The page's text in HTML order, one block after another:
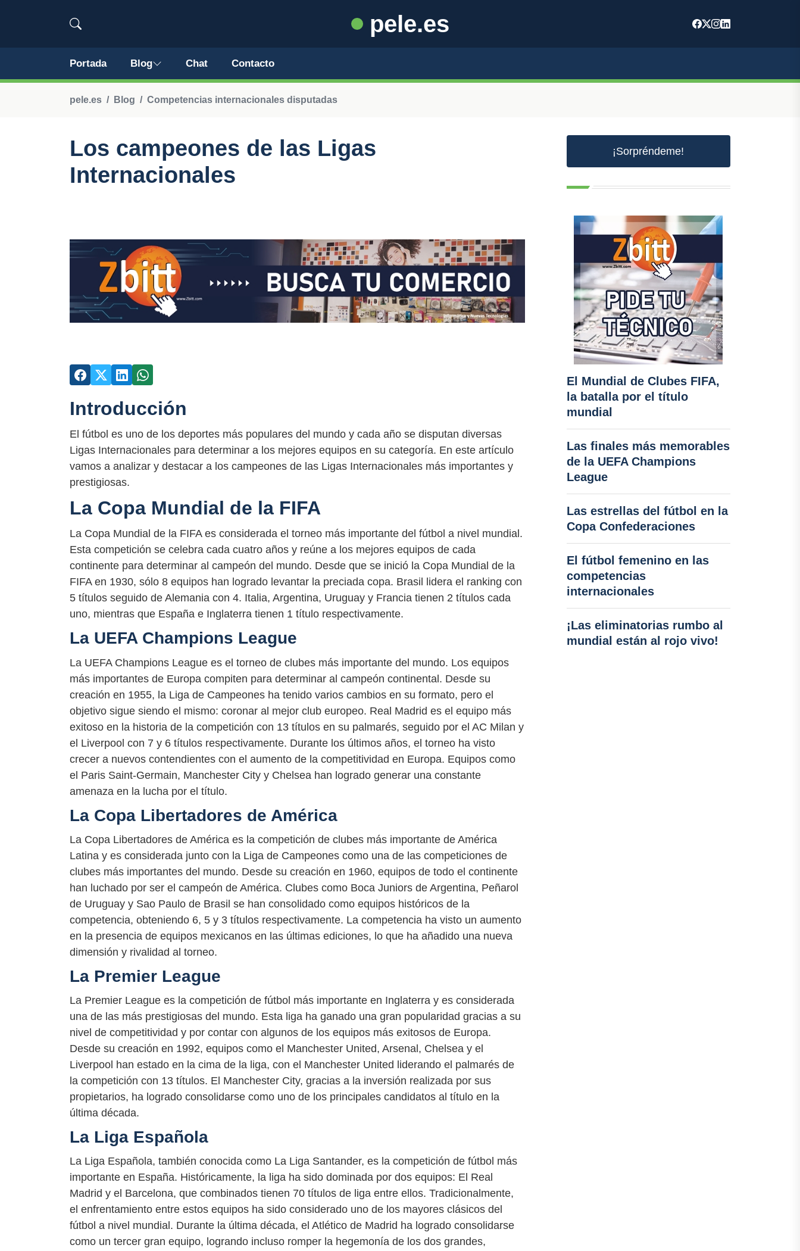
pele.es
Portada Blog Chat Contacto
pele.es Blog Competencias internacionales disputadas
Los campeones de las Ligas
Internacionales
Introducción
El fútbol es uno de los deportes más populares del mundo y cada año se disputan diversas
Ligas Internacionales para determinar a los mejores equipos en su categoría. En este artículo
vamos a analizar y destacar a los campeones de las Ligas Internacionales más importantes y
prestigiosas.
La Copa Mundial de la FIFA
La Copa Mundial de la FIFA es considerada el torneo más importante del fútbol a nivel mundial.
Esta competición se celebra cada cuatro años y reúne a los mejores equipos de cada
continente para determinar al campeón del mundo. Desde que se inició la Copa Mundial de la
FIFA en 1930, sólo 8 equipos han logrado levantar la preciada copa. Brasil lidera el ranking con
5 títulos seguido de Alemania con 4. Italia, Argentina, Uruguay y Francia tienen 2 títulos cada
uno, mientras que España e Inglaterra tienen 1 título respectivamente.
La UEFA Champions League
La UEFA Champions League es el torneo de clubes más importante del mundo. Los equipos
más importantes de Europa compiten para determinar al campeón continental. Desde su
creación en 1955, la Liga de Campeones ha tenido varios cambios en su formato, pero el
objetivo sigue siendo el mismo: coronar al mejor club europeo. Real Madrid es el equipo más
exitoso en la historia de la competición con 13 títulos en su palmarés, seguido por el AC Milan y
el Liverpool con 7 y 6 títulos respectivamente. Durante los últimos años, el torneo ha visto
crecer a nuevos contendientes con el aumento de la competitividad en Europa. Equipos como
el Paris Saint-Germain, Manchester City y Chelsea han logrado generar una constante
amenaza en la lucha por el título.
La Copa Libertadores de América
La Copa Libertadores de América es la competición de clubes más importante de América
Latina y es considerada junto con la Liga de Campeones como una de las competiciones de
clubes más importantes del mundo. Desde su creación en 1960, equipos de todo el continente
han luchado por ser el campeón de América. Clubes como Boca Juniors de Argentina, Peñarol
de Uruguay y Sao Paulo de Brasil se han consolidado como equipos históricos de la
competencia, obteniendo 6, 5 y 3 títulos respectivamente. La competencia ha visto un aumento
en la presencia de equipos mexicanos en las últimas ediciones, lo que ha añadido una nueva
dimensión y rivalidad al torneo.
La Premier League
La Premier League es la competición de fútbol más importante en Inglaterra y es considerada
una de las más prestigiosas del mundo. Esta liga ha ganado una gran popularidad gracias a su
nivel de competitividad y por contar con algunos de los equipos más exitosos de Europa.
Desde su creación en 1992, equipos como el Manchester United, Arsenal, Chelsea y el
Liverpool han estado en la cima de la liga, con el Manchester United liderando el palmarés de
la competición con 13 títulos. El Manchester City, gracias a la inversión realizada por sus
propietarios, ha logrado consolidarse como uno de los principales candidatos al título en la
última década.
La Liga Española
La Liga Española, también conocida como La Liga Santander, es la competición de fútbol más
importante en España. Históricamente, la liga ha sido dominada por dos equipos: El Real
Madrid y el Barcelona, que combinados tienen 70 títulos de liga entre ellos. Tradicionalmente,
el enfrentamiento entre estos equipos ha sido considerado uno de los mayores clásicos del
fútbol a nivel mundial. Durante la última década, el Atlético de Madrid ha logrado consolidarse
como un tercer gran equipo, logrando incluso romper la hegemonía de los dos grandes,
¡Sorpréndeme!
El Mundial de Clubes FIFA,
la batalla por el título
mundial
Las finales más memorables
de la UEFA Champions
League
Las estrellas del fútbol en la
Copa Confederaciones
El fútbol femenino en las
competencias
internacionales
¡Las eliminatorias rumbo al
mundial están al rojo vivo!